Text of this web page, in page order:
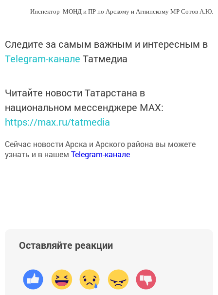
Инспектор МОНД и ПР по Арскому и Атнинскому МР Сотов А.Ю.
Следите за самым важным и интересным в
Telegram-канале Татмедиа
Читайте новости Татарстана в
национальном мессенджере MАХ:
https://max.ru/tatmedia
Сейчас новости Арска и Арского района вы можете
узнать и в нашем Telegram-канале
Оставляйте реакции